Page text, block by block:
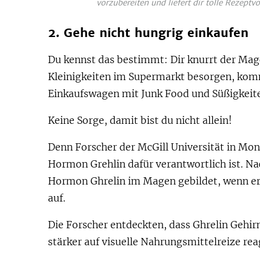
vorzubereiten und liefert dir tolle
2. Gehe nicht hungrig einkaufen
Du kennst das bestimmt: Dir knurrt der
Kleinigkeiten im Supermarkt besorgen,
Einkaufswagen mit Junk Food und
Keine Sorge, damit bist du nicht allein!
Denn Forscher der McGill Universität in
Hormon Grehlin dafür verantwortlich ist.
Hormon Ghrelin im Magen gebildet, wenn
auf.
Die Forscher entdeckten, dass Ghrelin
stärker auf visuelle Nahrungsmittelreize